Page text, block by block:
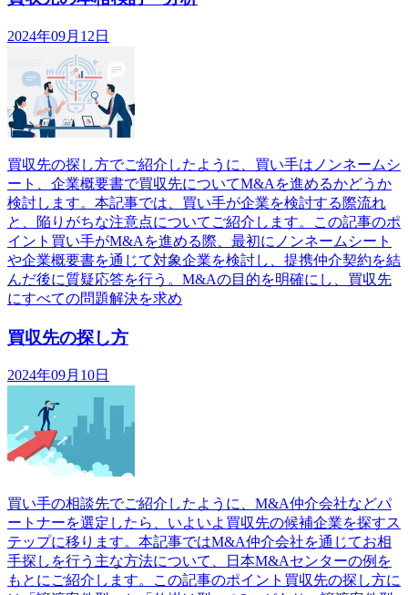
2024年09月12日
買収先の探し方でご紹介したように、買い手はノンネームシ
ート、企業概要書で買収先についてM&Aを進めるかどうか
検討します。本記事では、買い手が企業を検討する際流れ
と、陥りがちな注意点についてご紹介します。この記事のポ
イント買い手がM&Aを進める際、最初にノンネームシート
や企業概要書を通じて対象企業を検討し、提携仲介契約を結
んだ後に質疑応答を行う。M&Aの目的を明確にし、買収先
にすべての問題解決を求め
買収先の探し方
2024年09月10日
買い手の相談先でご紹介したように、M&A仲介会社などパ
ートナーを選定したら、いよいよ買収先の候補企業を探すス
テップに移ります。本記事ではM&A仲介会社を通じてお相
手探しを行う主な方法について、日本M&Aセンターの例を
もとにご紹介します。この記事のポイント買収先の探し方に